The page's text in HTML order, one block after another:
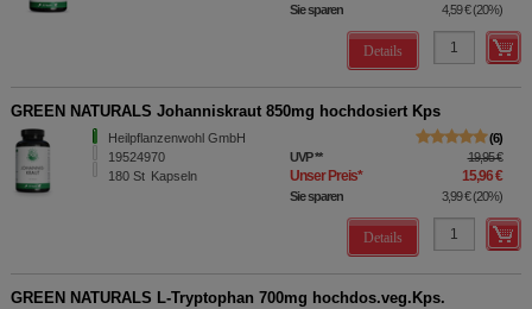
Sie sparen 4,59 €(20%)
Details
GREEN NATURALS Johanniskraut 850mg hochdosiert Kps
Heilpflanzenwohl GmbH
19524970
180 St Kapseln
6
UVP** 19,95 €
Unser Preis* 15,96 €
Sie sparen 3,99 €(20%)
Details
GREEN NATURALS L-Tryptophan 700mg hochdos.veg.Kps.